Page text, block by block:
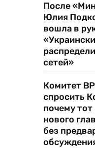
После
Юлия
вошла в
сетей»
Комитет
спросить
почему тот
нового
без